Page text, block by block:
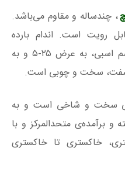
، چندساله و مقاوم می‌باشد.
رویت است. اندام بارده
چندساله، به شکل طاقچه‌ای با سم اسبی، به عرض ۲۵-۵ و به
سخت و شاخی است و به
و برآمده‌ی متحدالمرکز و با
خاکستری تا خاکستری